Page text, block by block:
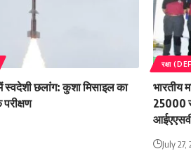
में स्वदेशी छलांग: कुशा मिसाइल का
रक्षा
भारतीय
25000
July 27,